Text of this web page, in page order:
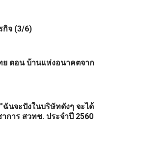
กิจ (3/6)
ย ตอน บ้านแห่งอนาคตจาก
นจะปังในบริษัทดังๆ จะได้
การ สวทช. ประจำปี 2560